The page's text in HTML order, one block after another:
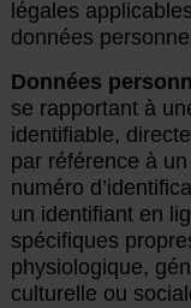
légales
données
Données
se rapportant à
identifiable,
par référence à
numéro
un identifiant en
spécifiques
physiologique,
culturelle ou